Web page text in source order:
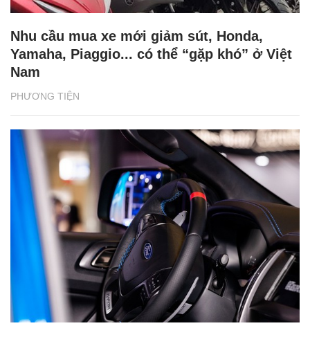
PHƯƠNG TIỆN
Nhu cầu mua xe mới giảm sút, Honda,
Yamaha, Piaggio... có thể “gặp khó” ở Việt
Nam